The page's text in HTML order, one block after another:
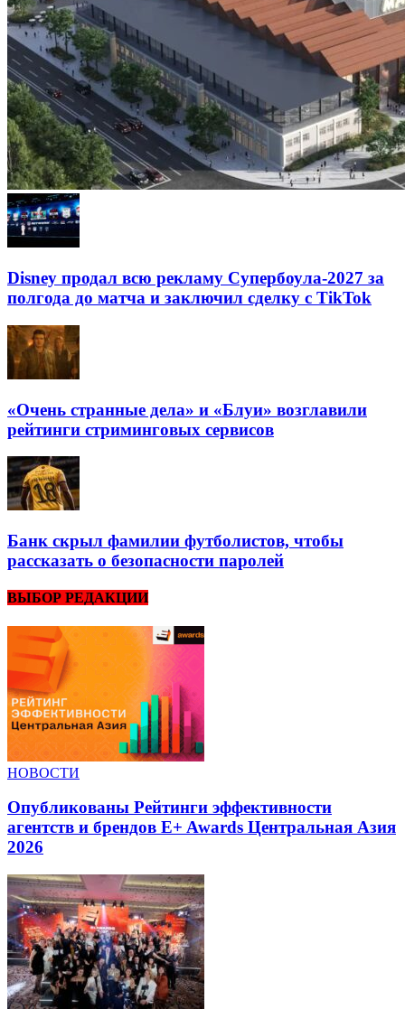
Disney продал всю рекламу Супербоула-2027 за
полгода до матча и заключил сделку с TikTok
«Очень странные дела» и «Блуи» возглавили
рейтинги стриминговых сервисов
Банк скрыл фамилии футболистов, чтобы
рассказать о безопасности паролей
ВЫБОР РЕДАКЦИИ
НОВОСТИ
Опубликованы Рейтинги эффективности
агентств и брендов E+ Awards Центральная Азия
2026